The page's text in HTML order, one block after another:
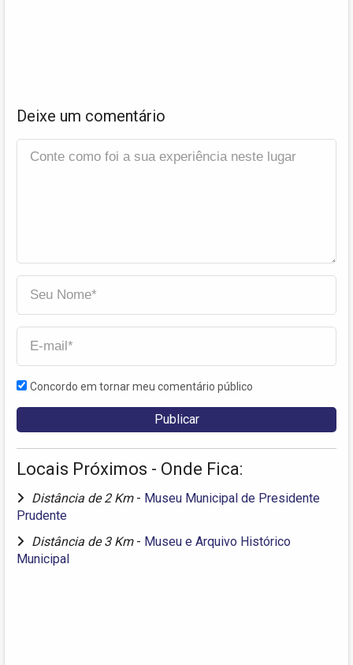
Deixe um comentário
Concordo em tornar meu comentário público
Locais Próximos - Onde Fica:
Distância de 2 Km - Museu Municipal de Presidente
Prudente
Distância de 3 Km - Museu e Arquivo Histórico
Municipal